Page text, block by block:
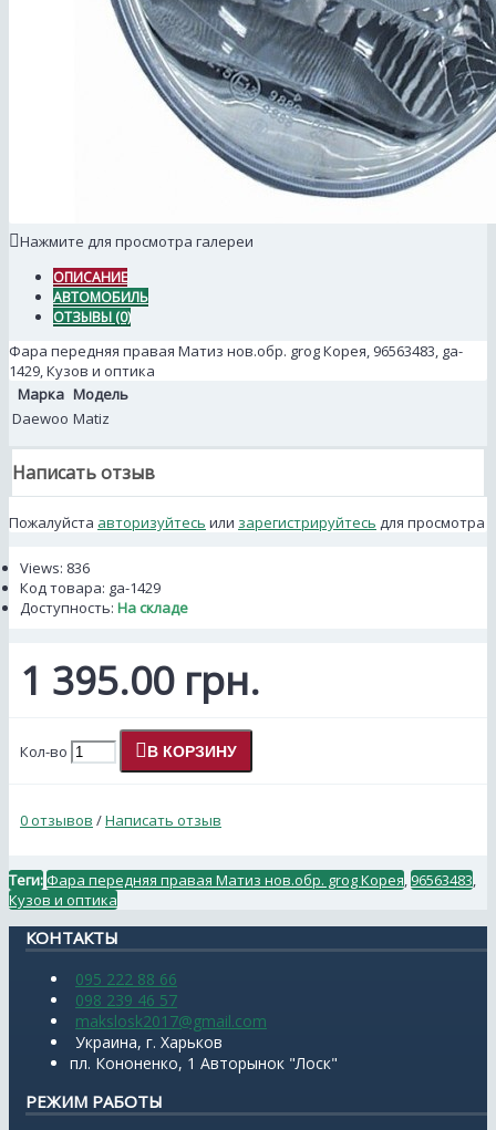
Нажмите для просмотра галереи
ОПИСАНИЕ
АВТОМОБИЛЬ
ОТЗЫВЫ (0)
Фара передняя правая Матиз нов.обр. grog Корея, 96563483, ga-
1429, Кузов и оптика
Марка Модель
Daewoo Matiz
Написать отзыв
Пожалуйста авторизуйтесь или зарегистрируйтесь для просмотра
Views: 836
Код товара: ga-1429
Доступность: На складе
1 395.00 грн.
Кол-во В КОРЗИНУ
0 отзывов /Написать отзыв
Теги: Фара передняя правая Матиз нов.обр. grog Корея 96563483
Кузов и оптика
КОНТАКТЫ
095 222 88 66
098 239 46 57
makslosk2017@gmail.com
Украина, г. Харьков
пл. Кононенко, 1 Авторынок "Лоск"
РЕЖИМ РАБОТЫ